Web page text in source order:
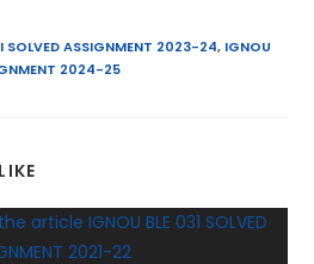
e
gr
k
e
SOLVED ASSIGNMENT 2023-24, IGNOU
2024-25